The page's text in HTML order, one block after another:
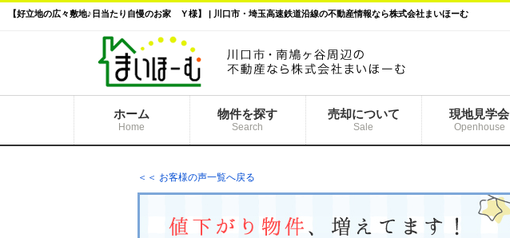
【好立地の広々敷地♪日当たり自慢のお家 Ｙ様】 | 川口市・埼玉高速鉄道沿線の不動産情報なら株式会社まいほーむ
ホーム
Home
物件を探す
Search
売却について
Sale
現地見学会
Openhouse
＜＜ お客様の声一覧へ戻る